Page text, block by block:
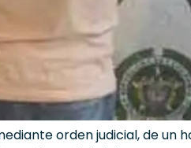
orden judicial, de un